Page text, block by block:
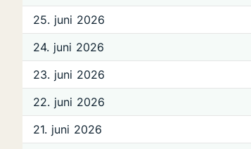
25. juni 2026
24. juni 2026
23. juni 2026
22. juni 2026
21. juni 2026